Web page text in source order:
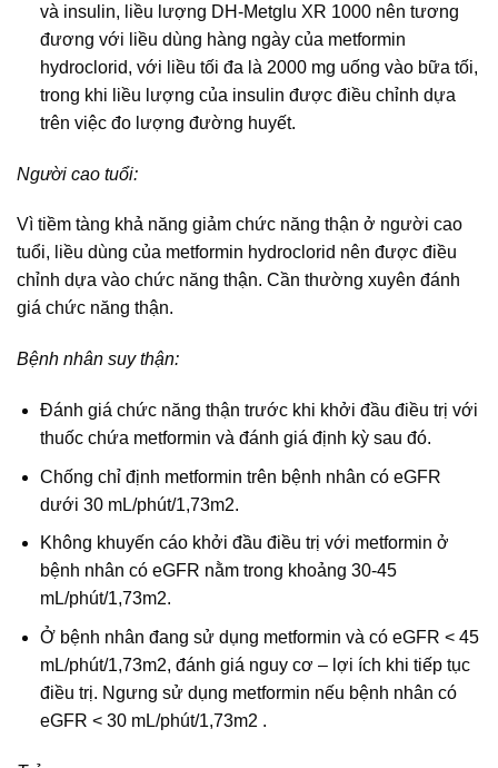
và insulin, liều lượng DH-Metglu XR 1000 nên tương
đương với liều dùng hàng ngày của metformin
hydroclorid, với liều tối đa là 2000 mg uống vào bữa tối,
trong khi liều lượng của insulin được điều chỉnh dựa
trên việc đo lượng đường huyết.
Người cao tuổi:
Vì tiềm tàng khả năng giảm chức năng thận ở người cao
tuổi, liều dùng của metformin hydroclorid nên được điều
chỉnh dựa vào chức năng thận. Cần thường xuyên đánh
giá chức năng thận.
Bệnh nhân suy thận:
Đánh giá chức năng thận trước khi khởi đầu điều trị với
thuốc chứa metformin và đánh giá định kỳ sau đó.
Chống chỉ định metformin trên bệnh nhân có eGFR
dưới 30 mL/phút/1,73m2.
Không khuyến cáo khởi đầu điều trị với metformin ở
bệnh nhân có eGFR nằm trong khoảng 30-45
mL/phút/1,73m2.
Ở bệnh nhân đang sử dụng metformin và có eGFR < 45
mL/phút/1,73m2, đánh giá nguy cơ – lợi ích khi tiếp tục
điều trị. Ngưng sử dụng metformin nếu bệnh nhân có
eGFR < 30 mL/phút/1,73m2 .